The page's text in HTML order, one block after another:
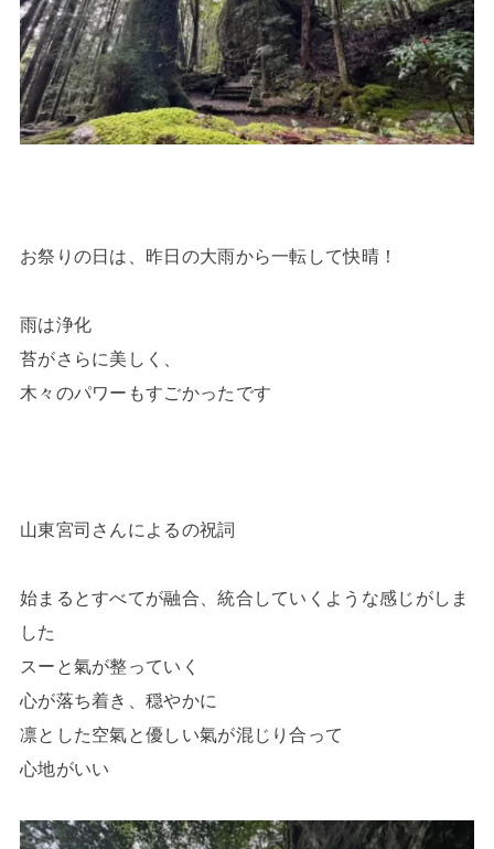
お祭りの日は、昨日の大雨から一転して快晴！
雨は浄化
苔がさらに美しく、
木々のパワーもすごかったです
山東宮司さんによるの祝詞
始まるとすべてが融合、統合していくような感じがしま
した
スーと氣が整っていく
心が落ち着き、穏やかに
凛とした空氣と優しい氣が混じり合って
心地がいい